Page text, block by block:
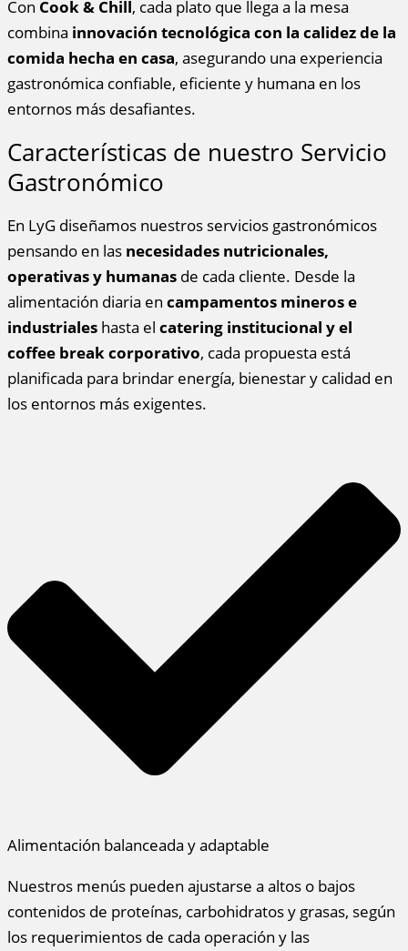
Con Cook & Chill, cada plato que llega a la mesa
combina innovación tecnológica con la calidez de la
comida hecha en casa, asegurando una experiencia
gastronómica confiable, eficiente y humana en los
entornos más desafiantes.
Características de nuestro Servicio
Gastronómico
En LyG diseñamos nuestros servicios gastronómicos
pensando en las necesidades nutricionales,
operativas y humanas de cada cliente. Desde la
alimentación diaria en campamentos mineros e
industriales hasta el catering institucional y el
coffee break corporativo, cada propuesta está
planificada para brindar energía, bienestar y calidad en
los entornos más exigentes.
Alimentación balanceada y adaptable
Nuestros menús pueden ajustarse a altos o bajos
contenidos de proteínas, carbohidratos y grasas, según
los requerimientos de cada operación y las